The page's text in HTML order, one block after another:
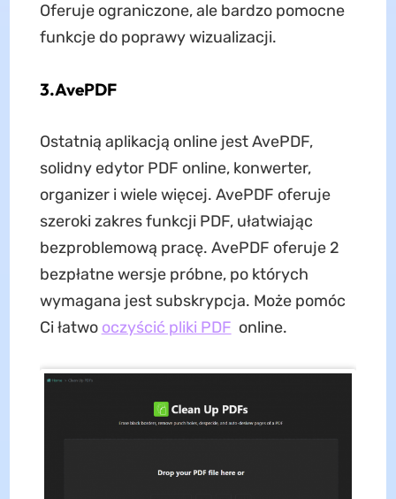
Oferuje ograniczone, ale bardzo pomocne
funkcje do poprawy wizualizacji.
3.AvePDF
Ostatnią aplikacją online jest AvePDF,
solidny edytor PDF online, konwerter,
organizer i wiele więcej. AvePDF oferuje
szeroki zakres funkcji PDF, ułatwiając
bezproblemową pracę. AvePDF oferuje 2
bezpłatne wersje próbne, po których
wymagana jest subskrypcja. Może pomóc
Ci łatwo oczyścić pliki PDF online.